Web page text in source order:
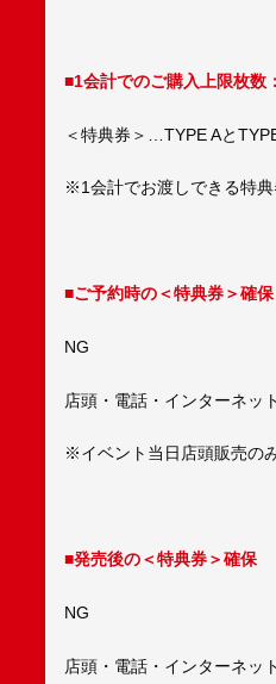
■1会計でのご購入上限枚数
＜特典券＞…TYPE Aと
※1会計でお渡しできる特
■ご予約時の＜特典券＞確保
NG
店頭・電話・インターネッ
※イベント当日店頭販売の
■発売後の＜特典券＞確保
NG
店頭・電話・インターネッ